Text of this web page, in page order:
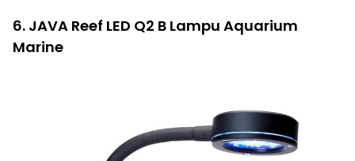
6. JAVA Reef LED Q2 B Lampu Aquarium
Marine